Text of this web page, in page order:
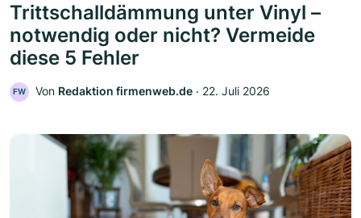
Trittschalldämmung unter Vinyl –
notwendig oder nicht? Vermeide
diese 5 Fehler
FW Von Redaktion firmenweb.de ‧ 22. Juli 2026